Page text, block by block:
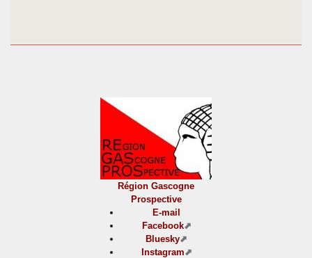
Région Gascogne
Prospective
E-mail
Facebook
Bluesky
Instagram